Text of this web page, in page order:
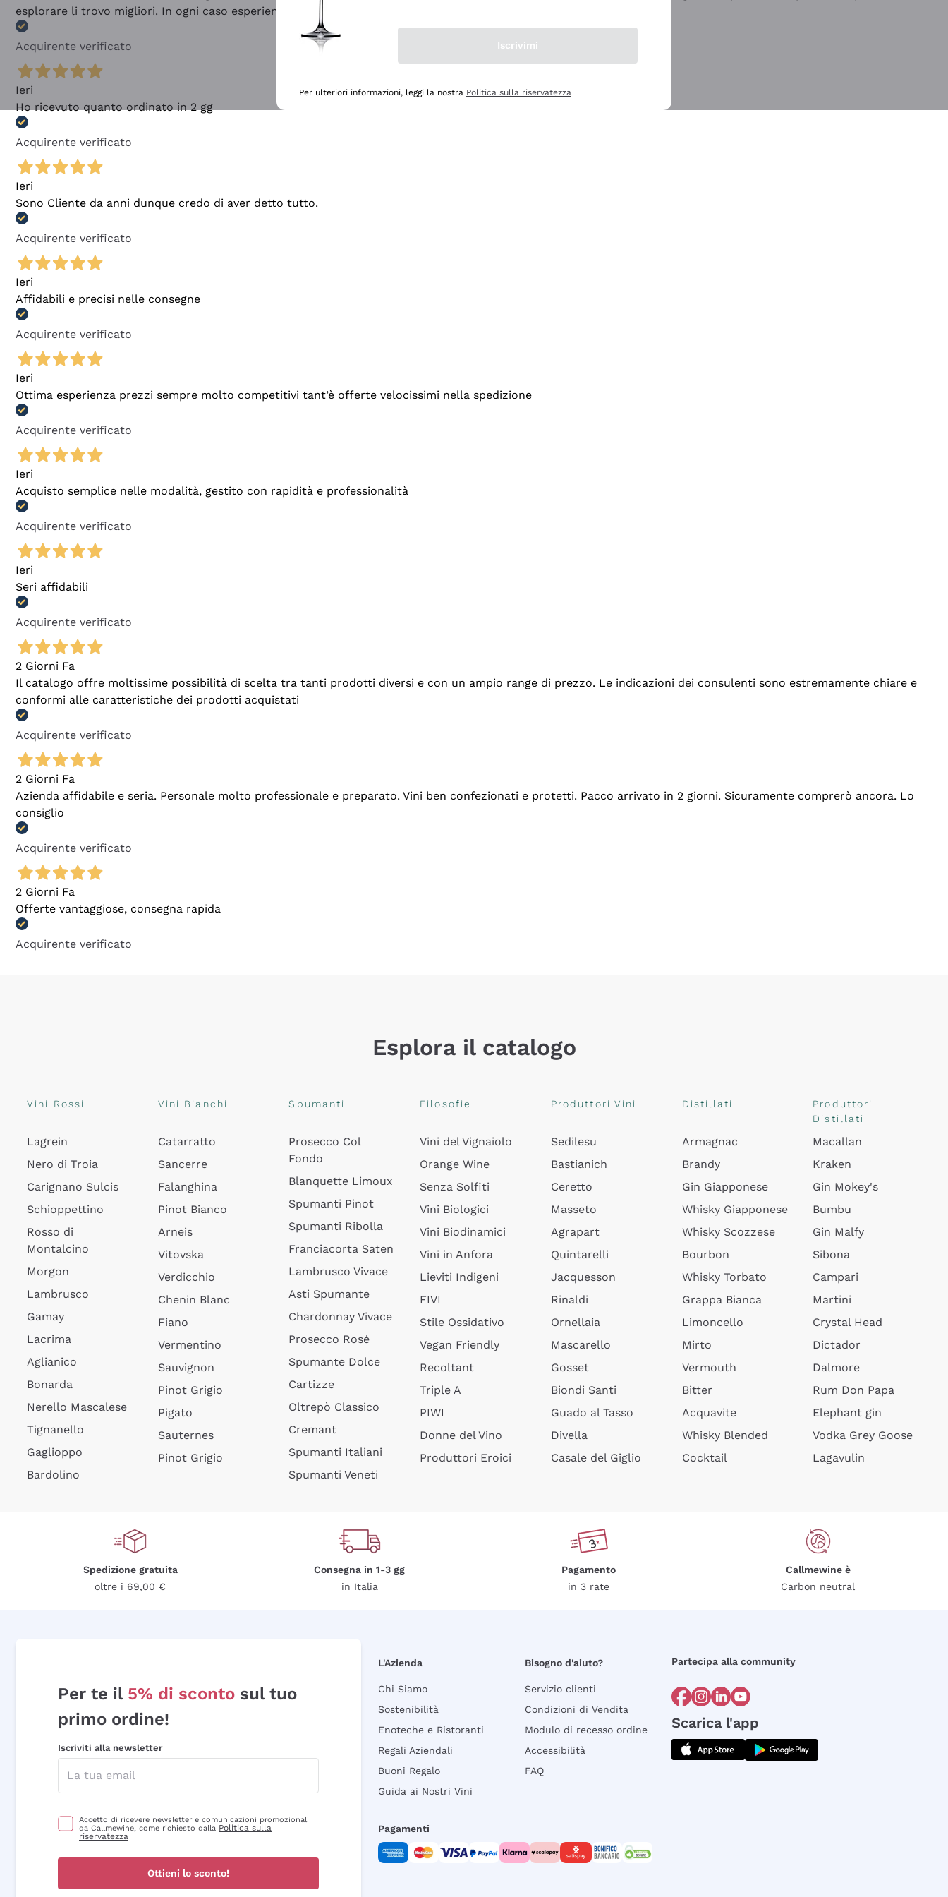
esplorare li trovo migliori. In ogni caso esperienza buona e lo consiglio! 👍
Acquirente verificato
Ieri
Ho ricevuto quanto ordinato in 2 gg
Acquirente verificato
Ieri
Sono Cliente da anni dunque credo di aver detto tutto.
Acquirente verificato
Ieri
Affidabili e precisi nelle consegne
Acquirente verificato
Ieri
Ottima esperienza prezzi sempre molto competitivi tant’è offerte velocissimi nella spedizione
Acquirente verificato
Ieri
Acquisto semplice nelle modalità, gestito con rapidità e professionalità
Acquirente verificato
Ieri
Seri affidabili
Acquirente verificato
2 Giorni Fa
Il catalogo offre moltissime possibilità di scelta tra tanti prodotti diversi e con un ampio range di prezzo. Le indicazioni dei consulenti sono estremamente chiare e
conformi alle caratteristiche dei prodotti acquistati
Acquirente verificato
2 Giorni Fa
Azienda affidabile e seria. Personale molto professionale e preparato. Vini ben confezionati e protetti. Pacco arrivato in 2 giorni. Sicuramente comprerò ancora. Lo
consiglio
Acquirente verificato
2 Giorni Fa
Offerte vantaggiose, consegna rapida
Acquirente verificato
Esplora il catalogo
Vini Rossi
Lagrein
Nero di Troia
Carignano Sulcis
Schioppettino
Rosso di
Montalcino
Morgon
Lambrusco
Gamay
Lacrima
Aglianico
Bonarda
Nerello Mascalese
Tignanello
Gaglioppo
Bardolino
Vini Bianchi
Catarratto
Sancerre
Falanghina
Pinot Bianco
Arneis
Vitovska
Verdicchio
Chenin Blanc
Fiano
Vermentino
Sauvignon
Pinot Grigio
Pigato
Sauternes
Pinot Grigio
Spumanti
Prosecco Col
Fondo
Blanquette Limoux
Spumanti Pinot
Spumanti Ribolla
Franciacorta Saten
Lambrusco Vivace
Asti Spumante
Chardonnay Vivace
Prosecco Rosé
Spumante Dolce
Cartizze
Oltrepò Classico
Cremant
Spumanti Italiani
Spumanti Veneti
Filosofie
Vini del Vignaiolo
Orange Wine
Senza Solfiti
Vini Biologici
Vini Biodinamici
Vini in Anfora
Lieviti Indigeni
FIVI
Stile Ossidativo
Vegan Friendly
Recoltant
Triple A
PIWI
Donne del Vino
Produttori Eroici
Produttori Vini
Sedilesu
Bastianich
Ceretto
Masseto
Agrapart
Quintarelli
Jacquesson
Rinaldi
Ornellaia
Mascarello
Gosset
Biondi Santi
Guado al Tasso
Divella
Casale del Giglio
Distillati
Armagnac
Brandy
Gin Giapponese
Whisky Giapponese
Whisky Scozzese
Bourbon
Whisky Torbato
Grappa Bianca
Limoncello
Mirto
Vermouth
Bitter
Acquavite
Whisky Blended
Cocktail
Produttori
Distillati
Macallan
Kraken
Gin Mokey's
Bumbu
Gin Malfy
Sibona
Campari
Martini
Crystal Head
Dictador
Dalmore
Rum Don Papa
Elephant gin
Vodka Grey Goose
Lagavulin
Spedizione gratuita
oltre i 69,00 €
Consegna in 1-3 gg
in Italia
Pagamento
in 3 rate
Callmewine è
Carbon neutral
Per te il 5% di sconto sul tuo
primo ordine!
Iscriviti alla newsletter
Accetto di ricevere newsletter e comunicazioni promozionali
da Callmewine, come richiesto dalla Politica sulla
riservatezza
Ottieni lo sconto!
L'Azienda
Chi Siamo
Sostenibilità
Enoteche e Ristoranti
Regali Aziendali
Buoni Regalo
Guida ai Nostri Vini
Bisogno d'aiuto?
Servizio clienti
Condizioni di Vendita
Modulo di recesso ordine
Accessibilità
FAQ
Partecipa alla community
Scarica l'app
Pagamenti
Iscrivimi
Per ulteriori informazioni, leggi la nostra Politica sulla riservatezza